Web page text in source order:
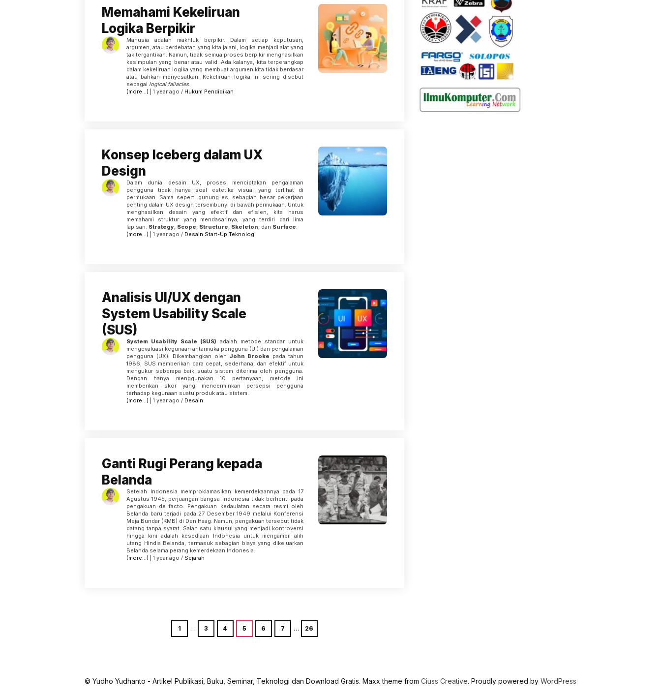
Memahami Kekeliruan
Logika Berpikir
Manusia adalah makhluk berpikir. Dalam setiap keputusan,
argumen, atau perdebatan yang kita jalani, logika menjadi alat yang
tak tergantikan. Namun, tidak semua proses berpikir menghasilkan
kesimpulan yang benar atau valid. Ada kalanya, kita terperangkap
dalam kekeliruan logika yang membuat argumen kita tidak berdasar
atau bahkan menyesatkan. Kekeliruan logika ini sering disebut
sebagai logical fallacies.
(more…) | 1 year ago / Hukum Pendidikan
Konsep Iceberg dalam UX
Design
Dalam dunia desain UX, proses menciptakan pengalaman
pengguna tidak hanya soal estetika visual yang terlihat di
permukaan. Sama seperti gunung es, sebagian besar pekerjaan
penting dalam UX design tersembunyi di bawah permukaan. Untuk
menghasilkan desain yang efektif dan efisien, kita harus
memahami struktur yang mendasarinya, yang terdiri dari lima
lapisan: Strategy, Scope, Structure, Skeleton, dan Surface.
(more…) | 1 year ago / Desain Start-Up Teknologi
Analisis UI/UX dengan
System Usability Scale
(SUS)
System Usability Scale (SUS) adalah metode standar untuk
mengevaluasi kegunaan antarmuka pengguna (UI) dan pengalaman
pengguna (UX). Dikembangkan oleh John Brooke pada tahun
1986, SUS memberikan cara cepat, sederhana, dan efektif untuk
mengukur seberapa baik suatu sistem diterima oleh pengguna.
Dengan hanya menggunakan 10 pertanyaan, metode ini
memberikan skor yang mencerminkan persepsi pengguna
terhadap kegunaan suatu produk atau sistem.
(more…) | 1 year ago / Desain
Ganti Rugi Perang kepada
Belanda
Setelah Indonesia memproklamasikan kemerdekaannya pada 17
Agustus 1945, perjuangan bangsa Indonesia tidak berhenti pada
pengakuan de facto. Pengakuan kedaulatan secara resmi oleh
Belanda baru terjadi pada 27 Desember 1949 melalui Konferensi
Meja Bundar (KMB) di Den Haag. Namun, pengakuan tersebut tidak
datang tanpa syarat. Salah satu klausul yang menjadi kontroversi
hingga kini adalah kesediaan Indonesia untuk mengambil alih
utang Hindia Belanda, termasuk sebagian biaya yang dikeluarkan
Belanda selama perang kemerdekaan Indonesia.
(more…) | 1 year ago / Sejarah
1 … 3 4 5 6 7 … 26
© Yudho Yudhanto - Artikel Publikasi, Buku, Seminar, Teknologi dan Download Gratis. Maxx theme from Ciuss Creative. Proudly powered by WordPress